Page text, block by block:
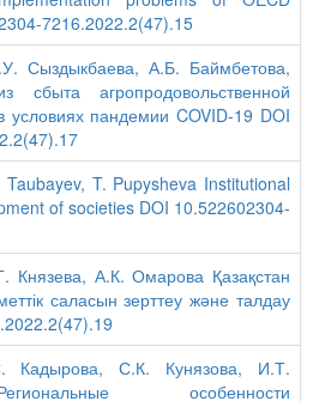
7216.2022.2(47).15
Сыздыкбаева, А.Б. Баймбетова,
агропродовольственной
условиях пандемии COVID-19 DOI
T. Pupysheva Institutional
of societies DOI 10.522602304-
Князева, А.К. Омарова Қазақстан
саласын зерттеу және талдау
Кадырова, С.К. Кунязова, И.Т.
особенности